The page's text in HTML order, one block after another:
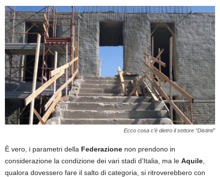
Ecco cosa c’è dietro il settore “Distinti”
È vero, i parametri della Federazione non prendono in
considerazione la condizione dei vari stadi d’Italia, ma le Aquile
qualora dovessero fare il salto di categoria, si ritroverebbero con